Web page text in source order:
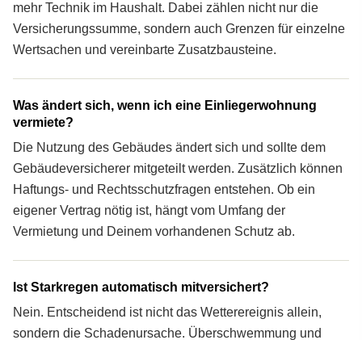
mehr Technik im Haushalt. Dabei zählen nicht nur die
Versicherungs­summe, sondern auch Grenzen für einzelne
Wertsachen und vereinbarte Zusatzbausteine.
Was ändert sich, wenn ich eine Einliegerwohnung
vermiete?
Die Nutzung des Gebäudes ändert sich und sollte dem
Gebäude­versicherer mitgeteilt werden. Zusätzlich können
Haftungs- und Rechtsschutz­fragen entstehen. Ob ein
eigener Vertrag nötig ist, hängt vom Umfang der
Vermietung und Deinem vorhandenen Schutz ab.
Ist Starkregen automatisch mitversichert?
Nein. Entscheidend ist nicht das Wetterereignis allein,
sondern die Schadenursache. Überschwemmung und